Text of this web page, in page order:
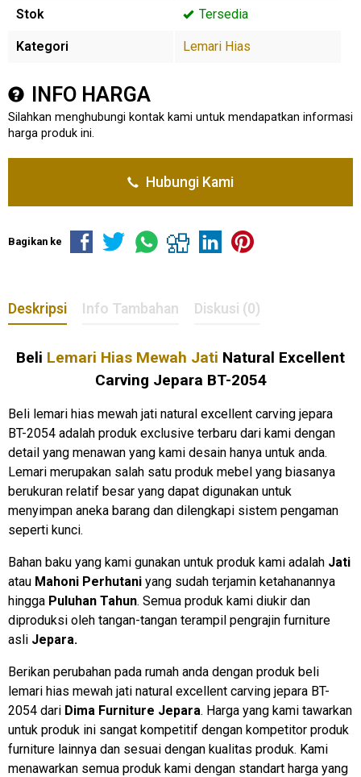
Stok Tersedia
Kategori Lemari Hias
INFO HARGA
Silahkan menghubungi kontak kami untuk mendapatkan informasi
harga produk ini.
Hubungi Kami
Bagikan ke
Deskripsi Info Tambahan Diskusi (0)
Beli Lemari Hias Mewah Jati Natural Excellent
Carving Jepara BT-2054
Beli lemari hias mewah jati natural excellent carving jepara
BT-2054 adalah produk exclusive terbaru dari kami dengan
detail yang menawan yang kami desain hanya untuk anda.
Lemari merupakan salah satu produk mebel yang biasanya
berukuran relatif besar yang dapat digunakan untuk
menyimpan aneka barang dan dilengkapi sistem pengaman
seperti kunci.
Bahan baku yang kami gunakan untuk produk kami adalah Jati
atau Mahoni Perhutani yang sudah terjamin ketahanannya
hingga Puluhan Tahun. Semua produk kami diukir dan
diproduksi oleh tangan-tangan terampil pengrajin furniture
asli Jepara.
Berikan perubahan pada rumah anda dengan produk beli
lemari hias mewah jati natural excellent carving jepara BT-
2054 dari Dima Furniture Jepara. Harga yang kami tawarkan
untuk produk ini sangat kompetitif dengan kompetitor produk
furniture lainnya dan sesuai dengan kualitas produk. Kami
menawarkan semua produk kami dengan standart harga yang